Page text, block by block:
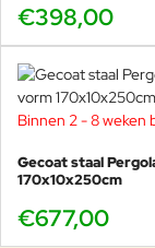
€398,00
Binnen 2 - 8 weken
Gecoat staal
170x10x250cm
€677,00